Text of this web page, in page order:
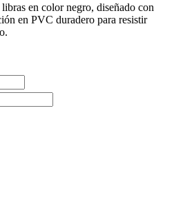
en color negro, diseñado con
en PVC duradero para resistir